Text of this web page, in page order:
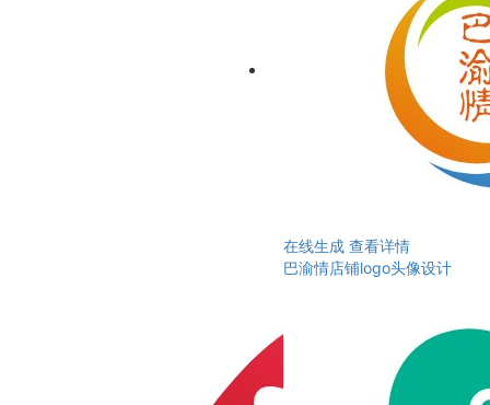
在线生成 查看详情
巴渝情店铺logo头像设计